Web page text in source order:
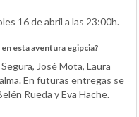
16 de abril a las 23:00h.
esta aventura egipcia?
José Mota, Laura
En futuras entregas se
Rueda y Eva Hache.